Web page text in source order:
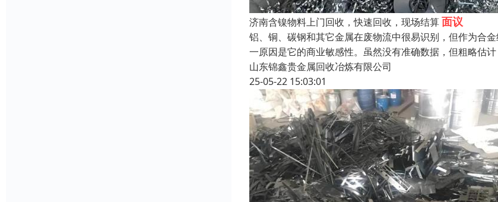
济南含镍物料上门回收，快速回收，现场结算面议
铝、铜、碳钢和其它金属在废物流中很易识别，但作为合
一原因是它的商业敏感性。虽然没有准确数据，但粗略估
山东锦鑫贵金属回收冶炼有限公司
25-05-22 15:03:01